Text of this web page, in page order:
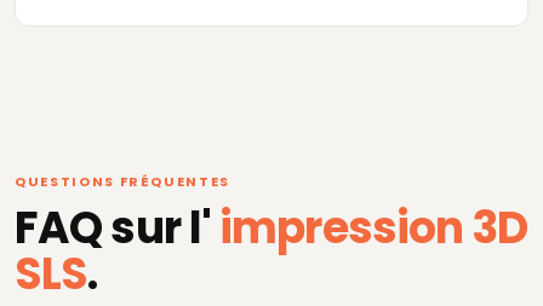
QUESTIONS FRÉQUENTES
FAQ sur l'impression 3D
SLS.